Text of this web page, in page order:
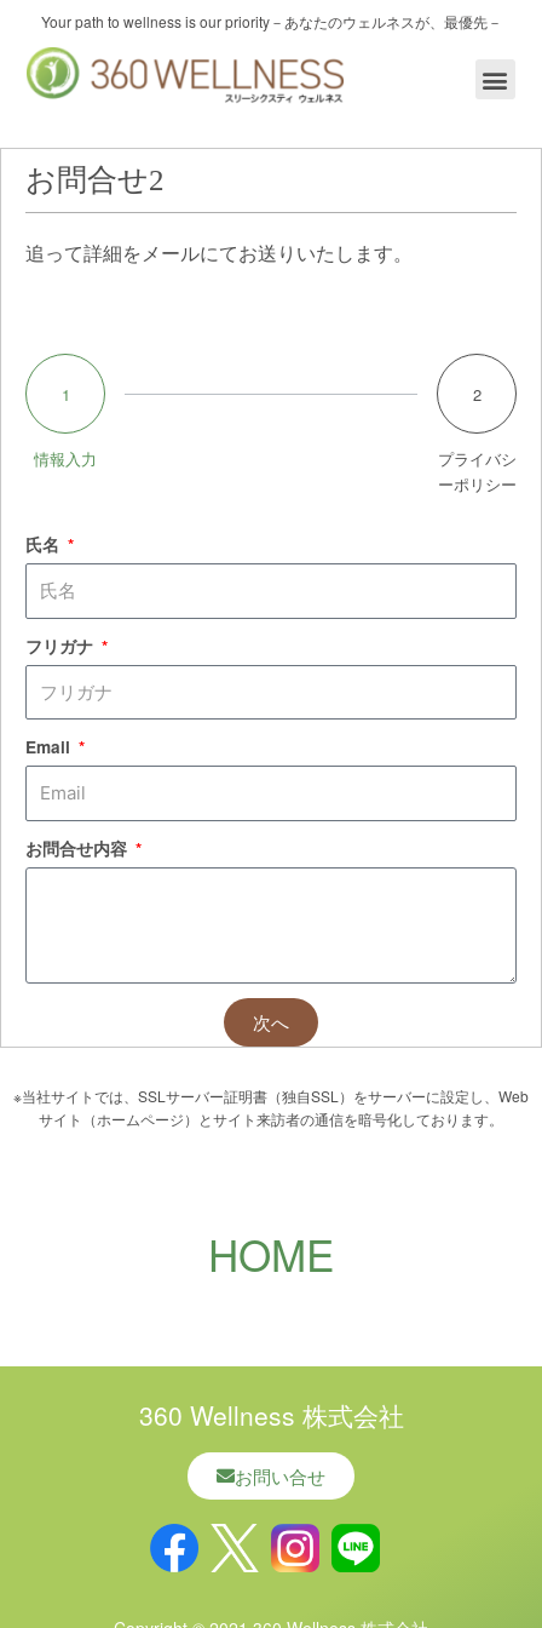
ッ
Your path to wellness is our priority－あなたのウェルネスが、最優先－
お問合せ2
追って詳細をメールにてお送りいたします。
1
情報入力
2
プライバシ
ーポリシー
氏名
フリガナ
Email
お問合せ内容
次へ
※当社サイトでは、SSLサーバー証明書（独自SSL）をサーバーに設定し、Web
サイト（ホームページ）とサイト来訪者の通信を暗号化しております。
HOME
360 Wellness 株式会社
お問い合せ